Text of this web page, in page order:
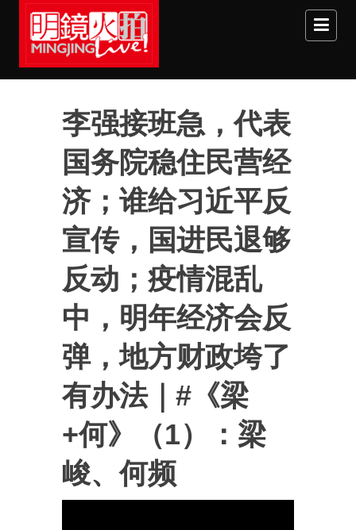
Skip to main content
李强接班急，代表
国务院稳住民营经
济；谁给习近平反
宣传，国进民退够
反动；疫情混乱
中，明年经济会反
弹，地方财政垮了
有办法｜#《梁
+何》（1）：梁
峻、何频